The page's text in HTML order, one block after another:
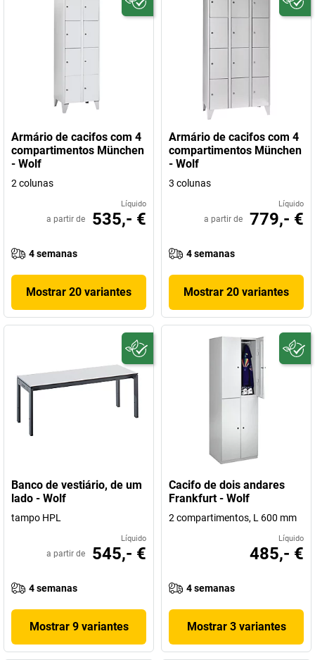
Armário de cacifos com 4
compartimentos München
- Wolf
2 colunas
Líquido
a partir de 535,- €
4 semanas
Mostrar 20 variantes
Armário de cacifos com 4
compartimentos München
- Wolf
3 colunas
Líquido
a partir de 779,- €
4 semanas
Mostrar 20 variantes
Banco de vestiário, de um
lado - Wolf
tampo HPL
Líquido
a partir de 545,- €
4 semanas
Mostrar 9 variantes
Cacifo de dois andares
Frankfurt - Wolf
2 compartimentos, L 600 mm
Líquido
485,- €
4 semanas
Mostrar 3 variantes